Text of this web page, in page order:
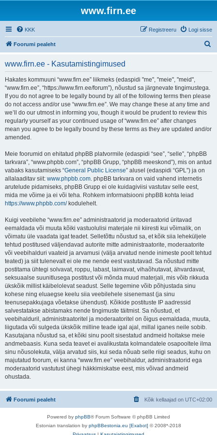
www.firn.ee
KKK Logi sisse
Registreeru
Foorumi pealeht
www.firn.ee - Kasutamistingimused
Hakates kommuuni “www.firn.ee” liikmeks (edaspidi "me", "meie", "meid",
“www.firn.ee”, “https://www.firn.ee/forum”), nõustud sa järgnevate tingimustega.
If you do not agree to be legally bound by all of the following terms then please
do not access and/or use “www.firn.ee”. We may change these at any time and
we’ll do our utmost in informing you, though it would be prudent to review this
regularly yourself as your continued usage of “www.firn.ee” after changes
mean you agree to be legally bound by these terms as they are updated and/or
amended.
Meie foorumid on ehitatud phpBB platvormile (edaspidi “see”, “selle”, “phpBB
tarkvara”, “www.phpbb.com”, “phpBB Grupp, “phpBB meeskond”), mis on antud
vabaks kasutamiseks “General Public License” alusel (edaspidi “GPL”) ja on
allalaaditav siit: www.phpbb.com. phpBB tarkvara on vaid vahend internetis
arutelude pidamiseks, phpBB Grupp ei ole kuidagiviisi vastutav selle eest,
mida me võime ja ei või teha. Rohkem informatsiooni phpBB kohta leiad
https://www.phpbb.com/kodulehelt.
Kuigi veebilehe “www.firn.ee” administraatorid ja moderaatorid üritavad
eemaldada või muuta kõiki vastuolulisi materjale nii kiiresti kui võimalik, on
võimatu üle vaadata igat teadet. Selletõttu nõustud sa, et kõik siia leheküljele
tehtud postitused väljendavad autorite mitte administraatorite, moderaatorite
või veebihalduri vaateid ja arvamusi (välja arvatud nende inimeste poolt tehtud
teated) ja siit tulenevalt ei ole me nende eest vastutavad. Sa nõustud mitte
postitama ühtegi solvavat, roppu, labast, laimavat, vihaõhutavat, ähvardavat,
seksuaalse suunitlusega postitust või mõnda muud materjali, mis võib rikkuda
ükskõik millist käibelolevat seadust. Selle tegemine võib põhjustada sinu
kohese ning eluaegse keelu siia veebilehele sisenemast (ja sinu
teenusepakkujaga võetakse ühendust). Kõikide postituste IP aadressid
salvestatakse abistamaks nende tingimuste täitmist. Sa nõustud, et
veebihalduril, administraatoritel ja moderaatoritel on õigus eemaldada, muuta,
liigutada või sulgeda ükskõik milline teade igal ajal, millal iganes neile sobib.
Kasutajana nõustud sa, et kõiki sinu poolt sisestatud andmeid hoitakse meie
andmebaasis. Kuna seda teavet ei avalikustata kolmandatele osapooltele ilma
sinu nõusolekuta, välja arvatud siis, kui seda nõuab selle riigi seadus, kuhu on
majutatud foorum, ei kanna “www.firn.ee” veebihaldur, administraatorid ega
moderaatorid vastutust ühegi häkkimiskatse eest, mis võivad andmeid
ohustada.
Foorumi pealeht Kõik kellaajad on UTC+02:00
Powered by phpBB® Forum Software © phpBB Limited
Estonian translation by phpBBestonia.eu [Exabot] © 2008*-2018